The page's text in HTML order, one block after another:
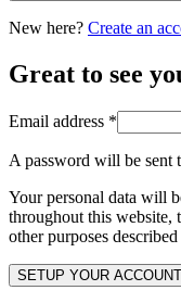
New here? Create an
Great to see
Email address *
A password will be sent
Your personal data will
throughout this website,
other purposes
SETUP YOUR ACCOUNT